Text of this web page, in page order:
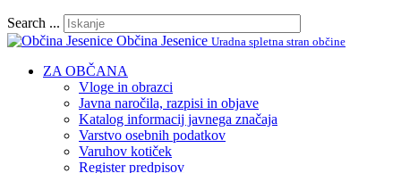
Search ...
Občina Jesenice Uradna spletna stran občine
ZA OBČANA
Vloge in obrazci
Javna naročila, razpisi in objave
Katalog informacij javnega značaja
Varstvo osebnih podatkov
Varuhov kotiček
Register predpisov